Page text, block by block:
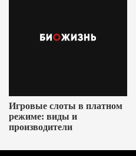
Игровые слоты в платном
режиме: виды и
производители